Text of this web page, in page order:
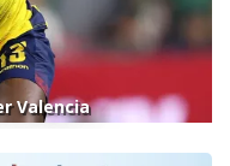
Valencia